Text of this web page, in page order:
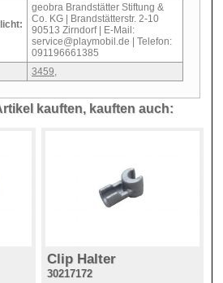
geobra Brandstätter Stiftung &
Co. KG | Brandstätterstr. 2-10
90513 Zirndorf | E-Mail:
service@playmobil.de | Telefon:
091196661385
3459
kauften, kauften auch:
Clip Halter
30217172